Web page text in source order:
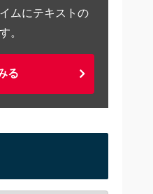
ムにテキストの
。
る